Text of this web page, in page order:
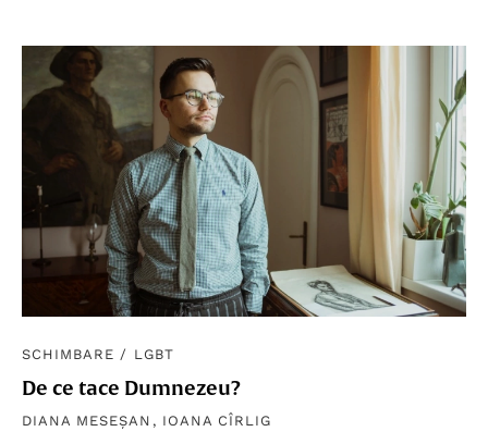
SCHIMBARE / LGBT
De ce tace Dumnezeu?
DIANA MESEȘAN , IOANA CÎRLIG